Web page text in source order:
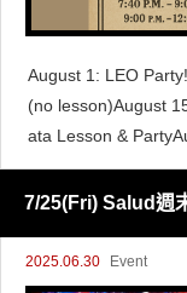
August 1: LEO
(no lesson)August
ata Lesson &
7/25(Fri) Salud週
2025.06.30 Event